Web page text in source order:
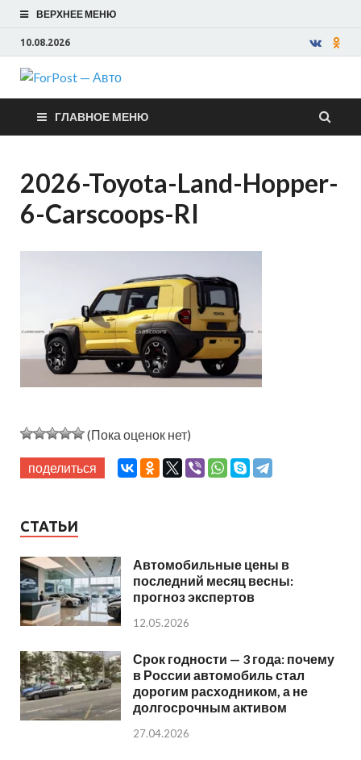
ВЕРХНЕЕ МЕНЮ
10.08.2026
ForPost —
Авто
ГЛАВНОЕ МЕНЮ
2026-Toyota-Land-Hopper-
6-Carscoops-RI
(Пока оценок нет)
поделиться
СТАТЬИ
Автомобильные цены в
последний месяц весны:
прогноз экспертов
12.05.2026
Срок годности — 3 года: почему
в России автомобиль стал
дорогим расходником, а не
долгосрочным активом
27.04.2026